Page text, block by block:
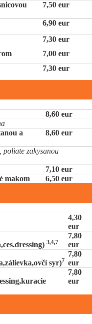
7,50 eur
6,90 eur
7,30 eur
7,00 eur
7,30 eur
8,60 eur
a
8,60 eur
poliate zakysanou
7,10 eur
makom 6,50 eur
4,30
eur
3,4,7
7,80
eur
syr)7
7,80
eur
7,80
eur